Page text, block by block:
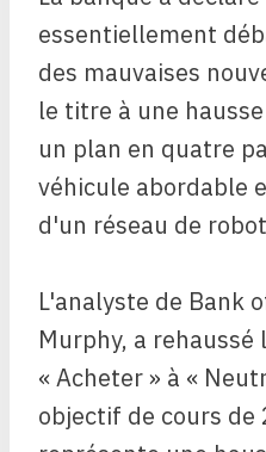
essentiellement
des mauvaises
le titre à une
un plan en quatre
véhicule abordable
d'un réseau de
L'analyste de Bank
Murphy, a
« Acheter » à «
objectif de cours de